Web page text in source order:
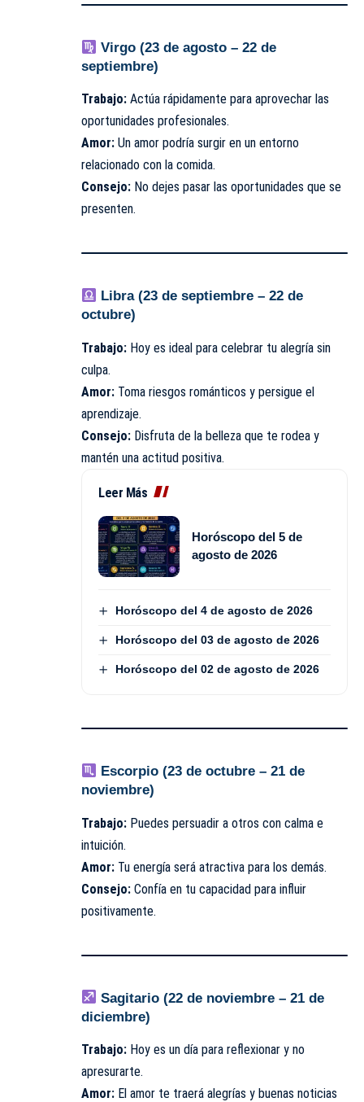
Virgo (23 de agosto – 22 de
septiembre)
Trabajo: Actúa rápidamente para aprovechar las
oportunidades profesionales.
Amor: Un amor podría surgir en un entorno
relacionado con la comida.
Consejo: No dejes pasar las oportunidades que se
presenten.
Libra (23 de septiembre – 22 de
octubre)
Trabajo: Hoy es ideal para celebrar tu alegría sin
culpa.
Amor: Toma riesgos románticos y persigue el
aprendizaje.
Consejo: Disfruta de la belleza que te rodea y
mantén una actitud positiva.
Leer Más
Horóscopo del 5 de
agosto de 2026
Horóscopo del 4 de agosto de 2026
Horóscopo del 03 de agosto de 2026
Horóscopo del 02 de agosto de 2026
Escorpio (23 de octubre – 21 de
noviembre)
Trabajo: Puedes persuadir a otros con calma e
intuición.
Amor: Tu energía será atractiva para los demás.
Consejo: Confía en tu capacidad para influir
positivamente.
Sagitario (22 de noviembre – 21 de
diciembre)
Trabajo: Hoy es un día para reflexionar y no
apresurarte.
Amor: El amor te traerá alegrías y buenas noticias